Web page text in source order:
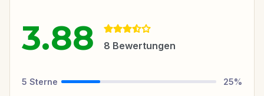
3.88 8 Bewertungen
5 Sterne 25%